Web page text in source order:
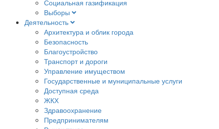
Социальная газификация
Выборы
Деятельность
Архитектура и облик города
Безопасность
Благоустройство
Транспорт и дороги
Управление имуществом
Государственные и муниципальные услуги
Доступная среда
ЖКХ
Здравоохранение
Предпринимателям